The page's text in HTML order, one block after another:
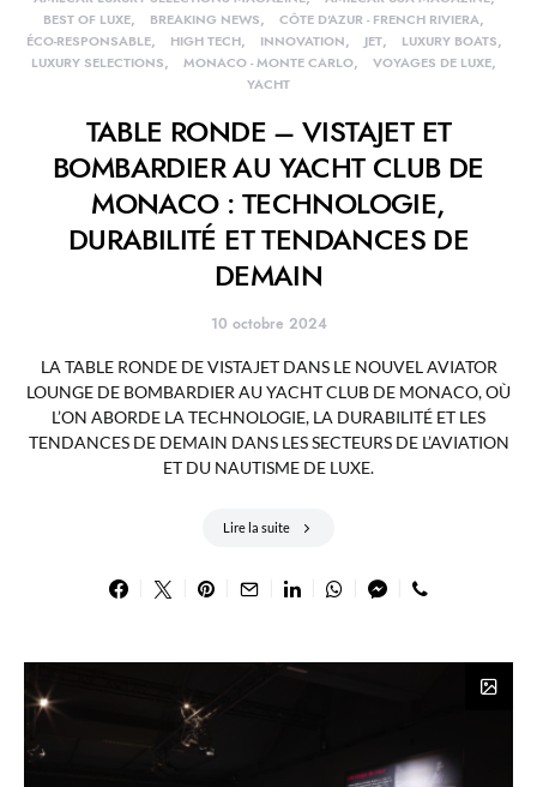
BEST OF LUXE
BREAKING NEWS
CÔTE D'AZUR - FRENCH RIVIERA
ÉCO-RESPONSABLE
HIGH TECH INNOVATION JET
LUXURY BOATS
LUXURY SELECTIONS
MONACO - MONTE CARLO
VOYAGES DE LUXE
YACHT
TABLE RONDE – VISTAJET ET
BOMBARDIER AU YACHT CLUB DE
MONACO : TECHNOLOGIE,
DURABILITÉ ET TENDANCES DE
DEMAIN
10 octobre 2024
LA TABLE RONDE DE VISTAJET DANS LE NOUVEL AVIATOR
LOUNGE DE BOMBARDIER AU YACHT CLUB DE MONACO, OÙ
L’ON ABORDE LA TECHNOLOGIE, LA DURABILITÉ ET LES
TENDANCES DE DEMAIN DANS LES SECTEURS DE L’AVIATION
ET DU NAUTISME DE LUXE.
Lire la suite